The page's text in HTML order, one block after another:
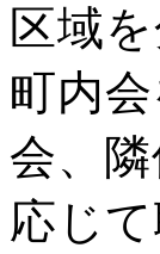
区域
町内
会、
応じ